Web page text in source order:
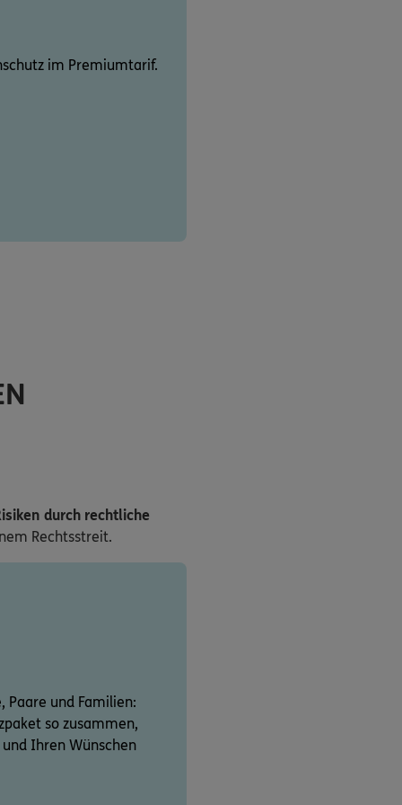
im Premiumtarif.
durch rechtliche
Rechtsstreit.
Paare und Familien:
so zusammen,
Ihren Wünschen